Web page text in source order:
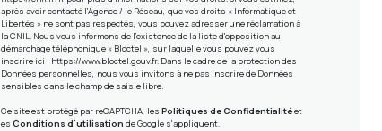
après avoir contacté l'Agence / le Réseau, que vos droits « Informatique et
Libertés » ne sont pas respectés, vous pouvez adresser une réclamation à
la CNIL. Nous vous informons de l’existence de la liste d'opposition au
démarchage téléphonique « Bloctel », sur laquelle vous pouvez vous
inscrire ici : https://www.bloctel.gouv.fr. Dans le cadre de la protection des
Données personnelles, nous vous invitons à ne pas inscrire de Données
sensibles dans le champ de saisie libre.
Ce site est protégé par reCAPTCHA, les Politiques de Confidentialitéet
es Conditions d'utilisation de Google s'appliquent.